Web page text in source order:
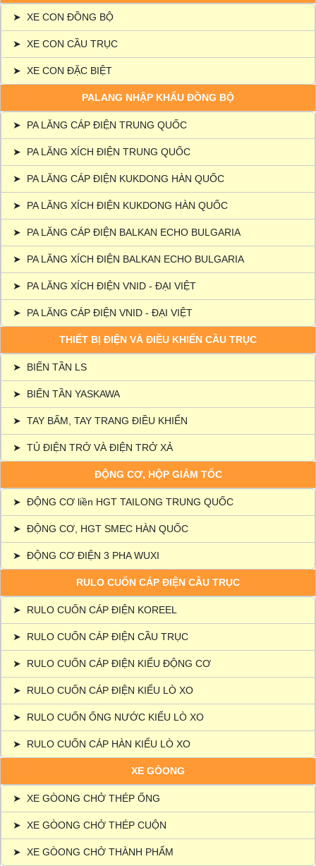
➤ XE CON ĐỒNG BỘ
➤ XE CON CẦU TRỤC
➤ XE CON ĐẶC BIỆT
PALANG NHẬP KHẨU ĐỒNG BỘ
➤ PA LĂNG CÁP ĐIỆN TRUNG QUỐC
➤ PA LĂNG XÍCH ĐIỆN TRUNG QUỐC
➤ PA LĂNG CÁP ĐIỆN KUKDONG HÀN QUỐC
➤ PA LĂNG XÍCH ĐIỆN KUKDONG HÀN QUỐC
➤ PA LĂNG CÁP ĐIỆN BALKAN ECHO BULGARIA
➤ PA LĂNG XÍCH ĐIỆN BALKAN ECHO BULGARIA
➤ PA LĂNG XÍCH ĐIỆN VNID - ĐẠI VIỆT
➤ PA LĂNG CÁP ĐIỆN VNID - ĐẠI VIỆT
THIẾT BỊ ĐIỆN VÀ ĐIỀU KHIỂN CẦU TRỤC
➤ BIẾN TẦN LS
➤ BIẾN TẦN YASKAWA
➤ TAY BẤM, TAY TRANG ĐIỀU KHIỂN
➤ TỦ ĐIỆN TRỞ VÀ ĐIỆN TRỞ XẢ
ĐỘNG CƠ, HỘP GIẢM TỐC
➤ ĐỘNG CƠ liền HGT TAILONG TRUNG QUỐC
➤ ĐỘNG CƠ, HGT SMEC HÀN QUỐC
➤ ĐỘNG CƠ ĐIỆN 3 PHA WUXI
RULO CUỐN CÁP ĐIỆN CẦU TRỤC
➤ RULO CUỐN CÁP ĐIỆN KOREEL
➤ RULO CUỐN CÁP ĐIỆN CẦU TRỤC
➤ RULO CUỐN CÁP ĐIỆN KIỂU ĐỘNG CƠ
➤ RULO CUỐN CÁP ĐIỆN KIỂU LÒ XO
➤ RULO CUỐN ỐNG NƯỚC KIỂU LÒ XO
➤ RULO CUỐN CÁP HÀN KIỂU LÒ XO
XE GÒONG
➤ XE GÒONG CHỞ THÉP ỐNG
➤ XE GÒONG CHỞ THÉP CUỘN
➤ XE GÒONG CHỞ THÀNH PHẨM